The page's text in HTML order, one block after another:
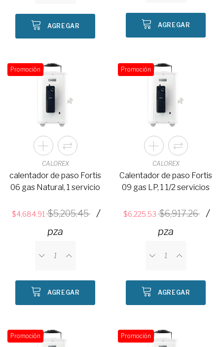
AGREGAR AGREGAR
Promoción
CALOREX
calentador de paso Fortis
06 gas Natural, 1 servicio
4,684.91 5,205.45
/
pza
AGREGAR
Promoción
CALOREX
Calentador de paso Fortis
09 gas LP, 1 1/2 servicios
6,225.53 6,917.26
/
pza
AGREGAR
Promoción Promoción